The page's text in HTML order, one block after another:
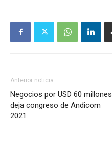
Anterior noticia
Negocios por USD 60 millones
deja congreso de Andicom
2021